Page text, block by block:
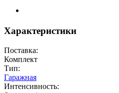
Характеристики
Поставка:
Комплект
Тип:
Гаражная
Интенсивность: